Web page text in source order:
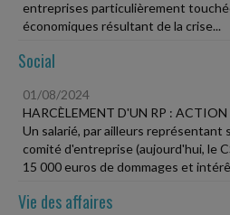
entreprises particulièrement
économiques résultant de la crise...
Social
01/08/2024
HARCÈLEMENT D'UN RP :
Un salarié, par ailleurs représentant
comité d'entreprise (aujourd'hui, le
15 000 euros de dommages et
Vie des affaires